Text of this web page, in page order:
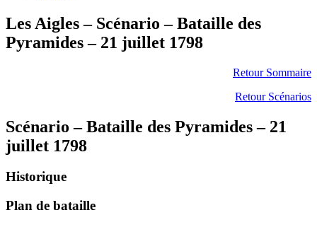
Les Aigles – Scénario – Bataille des
Pyramides – 21 juillet 1798
Retour Sommaire
Retour Scénarios
Scénario – Bataille des Pyramides – 21
juillet 1798
Historique
Plan de bataille